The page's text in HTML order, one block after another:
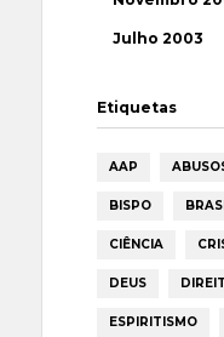
Julho 2003
Etiquetas
AAP
BISPO
CIÊNCIA
DEUS
ESPIRITISMO